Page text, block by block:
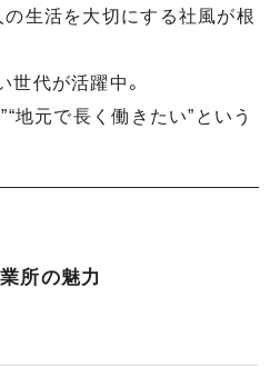
生活を大切にする社風が根
代が活躍中。
地元で長く働きたい”という
所の魅力